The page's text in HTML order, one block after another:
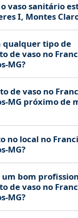
o vaso sanitário
I, Montes
qualquer tipo de
de vaso no
de vaso no
próximo de
no local no
um bom
de vaso no